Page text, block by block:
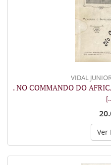
VIDAL
. NO COMMANDO DO
Ver